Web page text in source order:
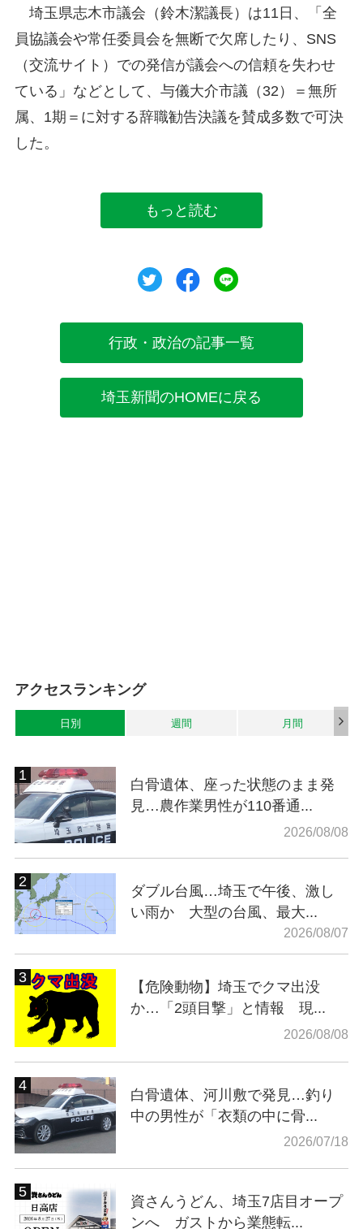
埼玉県志木市議会（鈴木潔議長）は11日、「全
員協議会や常任委員会を無断で欠席したり、SNS
（交流サイト）での発信が議会への信頼を失わせ
ている」などとして、与儀大介市議（32）＝無所
属、1期＝に対する辞職勧告決議を賛成多数で可決
した。
もっと読む
ツイートシェア
行政・政治の記事一覧
埼玉新聞のHOMEに戻る
アクセスランキング
日別 週間 月間
白骨遺体、座った状態のまま発
見…農作業男性が110番通...
2026/08/08
ダブル台風…埼玉で午後、激し
い雨か 大型の台風、最大...
2026/08/07
【危険動物】埼玉でクマ出没
か…「2頭目撃」と情報 現...
2026/08/08
白骨遺体、河川敷で発見…釣り
中の男性が「衣類の中に骨...
2026/07/18
資さんうどん、埼玉7店目オープ
ンへ ガストから業態転...